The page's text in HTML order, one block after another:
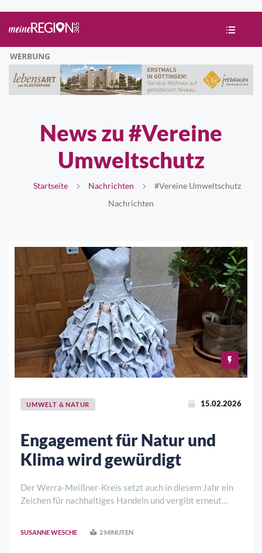
News zu #Vereine
Umweltschutz
Startseite Nachrichten
#Vereine Umweltschutz
Nachrichten
UMWELT & NATUR 15.02.2026
Engagement für Natur und
Klima wird gewürdigt
Der Werra-Meißner-Kreis setzt auch in diesem Jahr ein
Zeichen für nachhaltiges Handeln und vergibt erneut
Weise für den Schutz von Natur und Umwel ..
SUSANNE WESCHE 2 MINUTEN